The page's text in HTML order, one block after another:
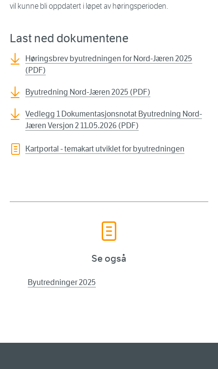
vil kunne bli oppdatert i løpet av høringsperioden.
Last ned dokumentene
Høringsbrev byutredningen for Nord-Jæren 2025
(PDF)
Byutredning Nord-Jæren 2025 (PDF)
Vedlegg 1 Dokumentasjonsnotat Byutredning Nord-
Jæren Versjon 2 11.05.2026 (PDF)
Kartportal - temakart utviklet for byutredningen
Se også
Byutredninger 2025